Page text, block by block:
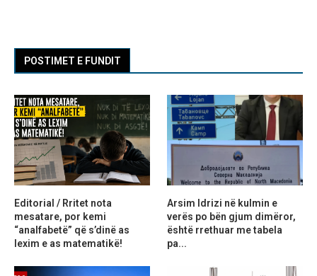
POSTIMET E FUNDIT
Editorial / Rritet nota
mesatare, por kemi
“analfabetë” që s’dinë as
lexim e as matematikë!
Arsim Idrizi në kulmin e
verës po bën gjum dimëror,
është rrethuar me tabela
pa...